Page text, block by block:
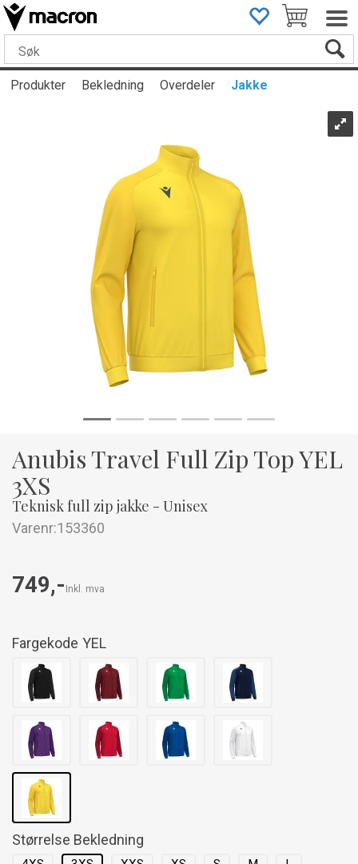
Produkter Bekledning Overdeler Jakke
Anubis Travel Full Zip Top YEL
3XS
Teknisk full zip jakke - Unisex
Varenr:153360
749,- Inkl. mva
Fargekode YEL
Størrelse Bekledning